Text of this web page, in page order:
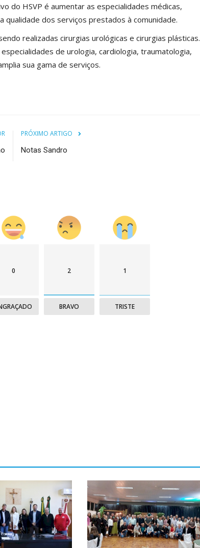
do HSVP é aumentar as especialidades médicas,
qualidade dos serviços prestados à comunidade.
realizadas cirurgias urológicas e cirurgias plásticas.
de urologia, cardiologia, traumatologia,
sua gama de serviços.
PRÓXIMO ARTIGO
Notas Sandro
0 2
BRAVO
1
TRISTE